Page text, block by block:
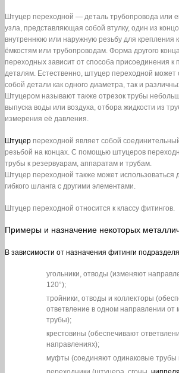
Штуцер переходной — деталь трубопровода или
узла, представляющая собой втулку, один из
внутреннюю или наружную резьбу для крепления
ёмкостям или трубопроводам. Форма другого
переходных зависит от способа присоединения
деталям. Естественно, штуцер переходной может
собой детали как одного диаметра, так и
Штуцером называют также отрезок трубы
выпуска воды или воздуха, отбора жидкости из
измерения её давления.
Штуцер переходной являет собой
резьбой на концах. С помощью штуцеров
трубы к резервуарам, аппаратам и трубам.
Штуцер переходной также может использоваться
гибкого шланга с другими элементами.
Штуцер переходной относится к классу фитингов.
Примеры и назначение некоторых
В зависимости от назначения фитинги
угольники, отводы (изменяют
120°);
тройники, отводы и коллекторы
ответвление в одном направлении от
трубы);
крестовины (обеспечивают
направлениях);
муфты (соединяют одинаковые трубы